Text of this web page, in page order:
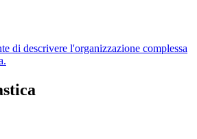
di descrivere l'organizzazione complessa